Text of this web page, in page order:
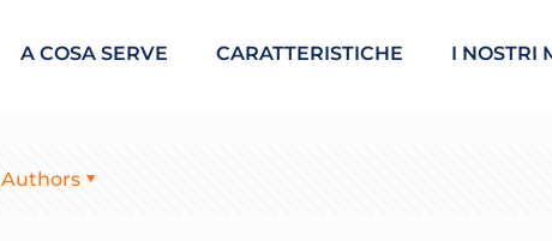
A COSA SERVE CARATTERISTICHE I NOSTRI
Authors